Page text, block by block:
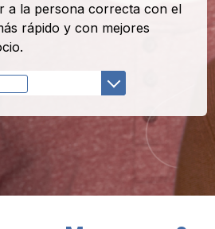
a la persona correcta con el
rápido y con mejores